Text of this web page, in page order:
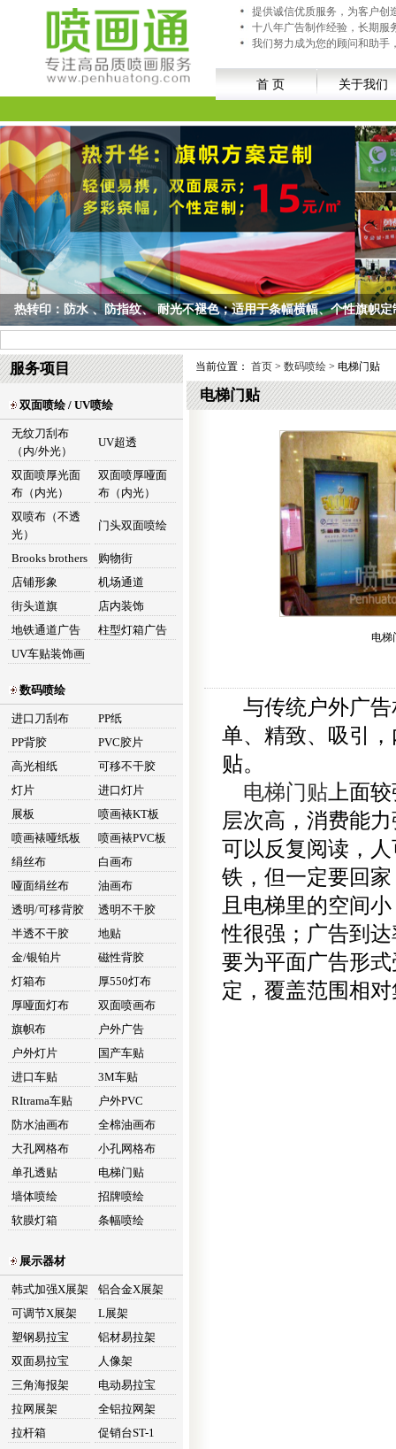
提供诚信优质服务，为客户创
十八年广告制作经验，长期服
我们努力成为您的顾问和助手
首 页 关于我们
热转印：防水 、防指纹、 耐光不褪色；适用于条幅横幅、个性旗帜
服务项目
双面喷绘 / UV喷绘
无纹刀刮布
（内/外光）
UV超透
双面喷厚光面
布（内光）
双面喷厚哑面
布（内光）
双喷布（不透
光）
门头双面喷绘
Brooks brothers
购物街
店铺形象
机场通道
街头道旗
店内装饰
地铁通道广告
柱型灯箱广告
UV车贴装饰画
数码喷绘
进口刀刮布
PP纸
PP背胶
PVC胶片
高光相纸
可移不干胶
灯片
进口灯片
展板
喷画裱KT板
喷画裱哑纸板
喷画裱PVC板
绢丝布
白画布
哑面绢丝布
油画布
透明/可移背胶
透明不干胶
半透不干胶
地贴
金/银铂片
磁性背胶
灯箱布
厚550灯布
厚哑面灯布
双面喷画布
旗帜布
户外广告
户外灯片
国产车贴
进口车贴
3M车贴
RItrama车贴
户外PVC
防水油画布
全棉油画布
大孔网格布
小孔网格布
单孔透贴
电梯门贴
墙体喷绘
招牌喷绘
软膜灯箱
条幅喷绘
展示器材
韩式加强X展架
铝合金X展架
可调节X展架
L展架
塑钢易拉宝
铝材易拉架
双面易拉宝
人像架
三角海报架
电动易拉宝
拉网展架
全铝拉网架
拉杆箱
促销台ST-1
当前位置： 首页 > 数码喷绘> 电梯门贴
电梯门贴
电梯
与传统户外广告
单、精致、吸引
贴。
电梯门贴上面
层次高，消费能
可以反复阅读，
铁，但一定要回
且电梯里的空间
性很强；广告到
要为平面广告形
定，覆盖范围相